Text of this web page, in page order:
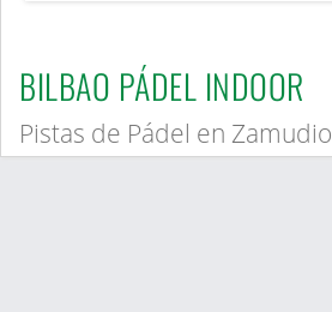
BILBAO PÁDEL INDOOR
Pistas de Pádel en Zamudio